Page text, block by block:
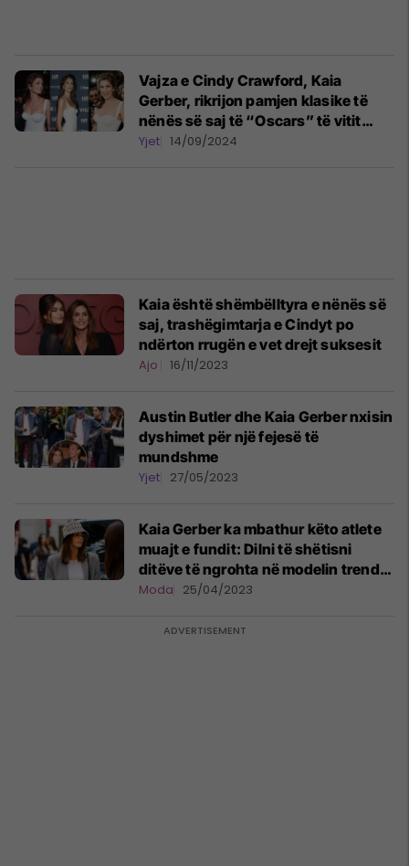
Vajza e Cindy Crawford, Kaia
Gerber, rikrijon pamjen klasike të
nënës së saj të “Oscars” të vitit
1993
Yjet 14/09/2024
Kaia është shëmbëlltyra e nënës së
saj, trashëgimtarja e Cindyt po
ndërton rrugën e vet drejt suksesit
Ajo 16/11/2023
Austin Butler dhe Kaia Gerber nxisin
dyshimet për një fejesë të
mundshme
Yjet 27/05/2023
Kaia Gerber ka mbathur këto atlete
muajt e fundit: Dilni të shëtisni
ditëve të ngrohta në modelin trend
të sezonit
Moda 25/04/2023